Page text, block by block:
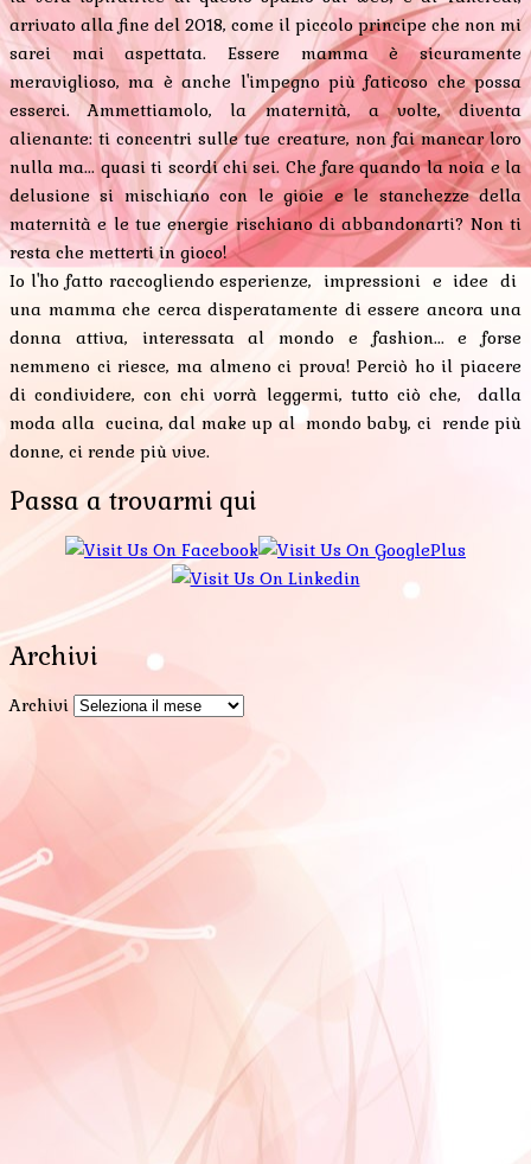
arrivato alla fine del 2018, come il piccolo principe che non mi
sarei mai aspettata. Essere mamma è sicuramente
meraviglioso, ma è anche l'impegno più faticoso che possa
esserci. Ammettiamolo, la maternità, a volte, diventa
alienante: ti concentri sulle tue creature, non fai mancar loro
nulla ma... quasi ti scordi chi sei. Che fare quando la noia e la
delusione si mischiano con le gioie e le stanchezze della
maternità e le tue energie rischiano di abbandonarti? Non ti
resta che metterti in gioco!
Io l'ho fatto raccogliendo esperienze, impressioni e idee di
una mamma che cerca disperatamente di essere ancora una
donna attiva, interessata al mondo e fashion... e forse
nemmeno ci riesce, ma almeno ci prova! Perciò ho il piacere
di condividere, con chi vorrà leggermi, tutto ciò che, dalla
moda alla cucina, dal make up al mondo baby, ci rende più
donne, ci rende più vive.
Passa a trovarmi qui
Archivi
Archivi